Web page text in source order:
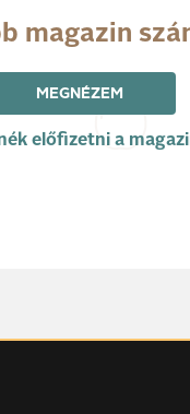
magazin
MEGNÉZEM
előfizetni a